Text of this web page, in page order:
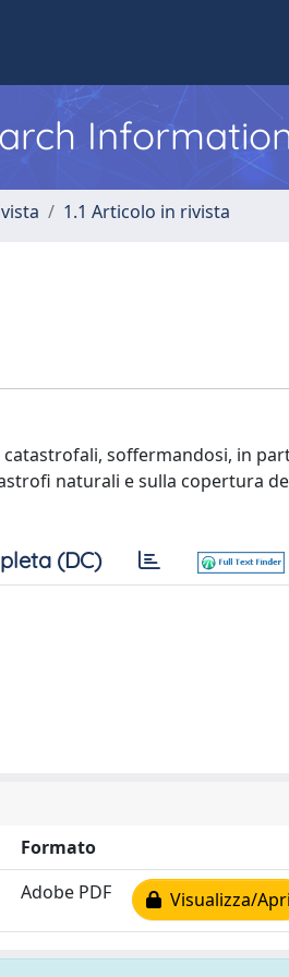
1.1 Articolo in rivista
soffermandosi, in
naturali e sulla copertura
(DC)
Formato
Adobe PDF Visualizza/Apri